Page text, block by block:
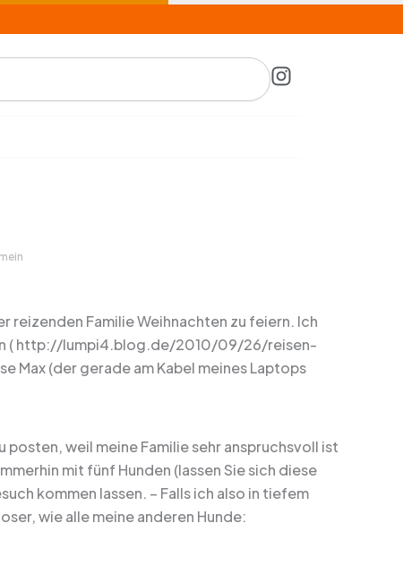
I
reizenden Familie Weihnachten zu feiern. Ich
( http://lumpi4.blog.de/2010/09/26/reisen-
Max (der gerade am Kabel meines Laptops
posten, weil meine Familie sehr anspruchsvoll ist
mit fünf Hunden (lassen Sie sich diese
kommen lassen. – Falls ich also in tiefem
wie alle meine anderen Hunde: